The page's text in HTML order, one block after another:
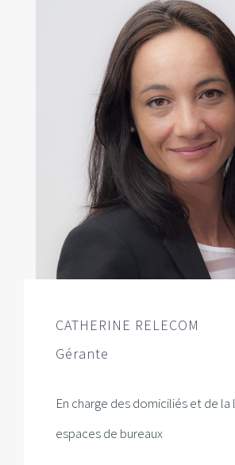
CATHERINE RELECOM
Gérante
En charge des domiciliés et de
espaces de bureaux